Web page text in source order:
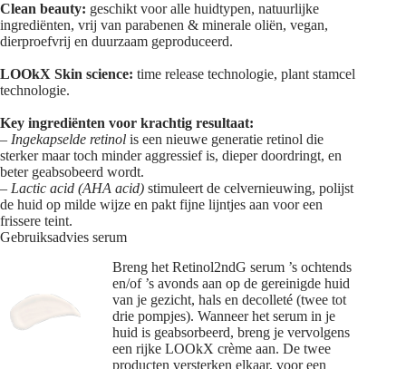
Clean beauty: geschikt voor alle huidtypen, natuurlijke
ingrediënten, vrij van parabenen & minerale oliën, vegan,
dierproefvrij en duurzaam geproduceerd.
LOOkX Skin science: time release technologie, plant stamcel
technologie.
Key ingrediënten voor krachtig resultaat:
– Ingekapselde retinol is een nieuwe generatie retinol die
sterker maar toch minder aggressief is, dieper doordringt, en
beter geabsobeerd wordt.
– Lactic acid (AHA acid) stimuleert de celvernieuwing, polijst
de huid op milde wijze en pakt fijne lijntjes aan voor een
frissere teint.
Gebruiksadvies serum
Breng het Retinol2ndG serum ’s ochtends
en/of ’s avonds aan op de gereinigde huid
van je gezicht, hals en decolleté (twee tot
drie pompjes). Wanneer het serum in je
huid is geabsorbeerd, breng je vervolgens
een rijke LOOkX crème aan. De twee
producten versterken elkaar, voor een